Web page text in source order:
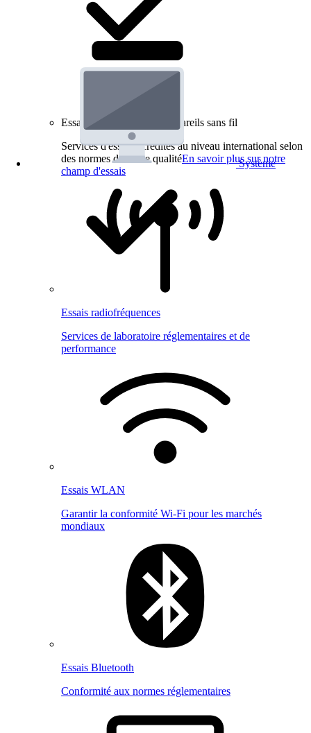
Système
Essais de produits pour appareils sans fil
Services d'essai accrédités au niveau international selon
des normes de haute qualitéEn savoir plus sur notre
champ d'essais
Essais radiofréquences
Services de laboratoire réglementaires et de
performance
Essais WLAN
Garantir la conformité Wi-Fi pour les marchés
mondiaux
Essais Bluetooth
Conformité aux normes réglementaires